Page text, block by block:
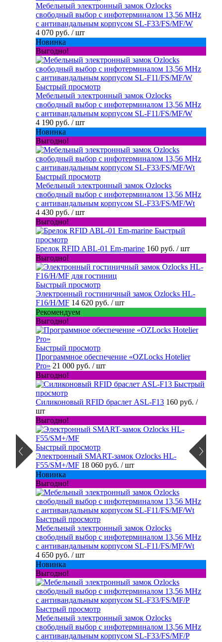
Мебельный электронный замок Ozlocks
свободный выбор с инфотерминалом 13,56 MHz
с антивандальным корпусом SL-F33/FS/MF/W
4 070 руб. / шт
Новинка
Выгодно!
Быстрый просмотр
Мебельный электронный замок Ozlocks
свободный выбор с инфотерминалом 13,56 MHz
с антивандальным корпусом SL-F11/FS/MF/W
4 190 руб. / шт
Новинка
Выгодно!
Быстрый просмотр
Мебельный электронный замок Ozlocks
свободный выбор с инфотерминалом 13,56 MHz
с антивандальным корпусом SL-F33/FS/MF/Wt
4 430 руб. / шт
Выгодно!
Быстрый
просмотр
Брелок RFID ABL-01 Em-marine 160 руб. / шт
Выгодно!
Быстрый просмотр
Электронный гостиничный замок Ozlocks HL-
F16/H/MF 14 620 руб. / шт
Рекомендуем
Выгодно!
Быстрый просмотр
Программное обеспечение «OZLocks Hotelier
Pro» 21 000 руб. / шт
Выгодно!
Быстрый
просмотр
Силиконовый RFID браслет ASL-F13 160 руб. /
шт
Выгодно!
Быстрый просмотр
Электронный SMART-замок Ozlocks HL-
F55/SM+/MF 18 060 руб. / шт
Новинка
Выгодно!
Быстрый просмотр
Мебельный электронный замок Ozlocks
свободный выбор с инфотерминалом 13,56 MHz
с антивандальным корпусом SL-F11/FS/MF/Wt
4 650 руб. / шт
Новинка
Выгодно!
Быстрый просмотр
Мебельный электронный замок Ozlocks
свободный выбор с инфотерминалом 13,56 MHz
с антивандальным корпусом SL-F33/FS/MF/P